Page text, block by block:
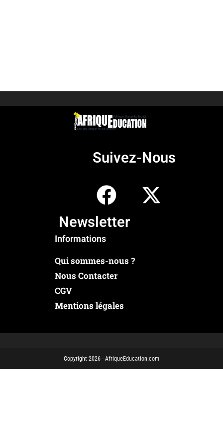
Suivez-Nous
Newsletter
Informations
Qui sommes-nous ?
Nous Contacter
CGV
Mentions légales
Copyright 2026 - AfriqueEducation.com